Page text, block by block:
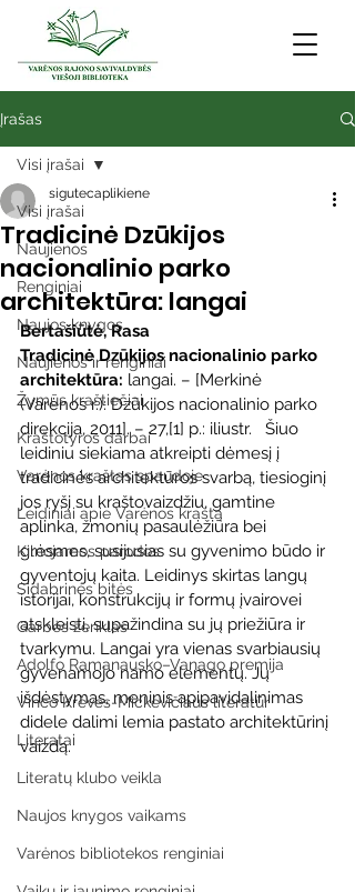
Įrašas
Visi įrašai
Naujienos
Renginiai
Naujos knygos
Naujienos ir renginiai
Žymūs kraštiečiai
Kraštotyros darbai
Varėnos kraštas spaudoje
Leidiniai apie Varėnos kraštą
Kilnojamos parodos
Sidabrinės bitės
Garbės ženklas
Adolfo Ramanausko–Vanago premija
Vinco Krėvės-Mickevičiaus literatūr
Literatai
Literatų klubo veikla
Naujos knygos vaikams
Varėnos bibliotekos renginiai
Visi įrašai
Tradicinė Dzūkijos
nacionalinio parko
architektūra: langai
sigutecaplikiene
Bertašiūtė, Rasa
Tradicinė Dzūkijos nacionalinio parko
architektūra: langai. – [Merkinė
(Varėnos r.): Dzūkijos nacionalinio parko
direkcija, 2011]. – 27,[1] p.: iliustr.   Šiuo
leidiniu siekiama atkreipti dėmesį į
tradicinės architektūros svarbą, tiesioginį
jos ryšį su kraštovaizdžiu, gamtine
aplinka, žmonių pasaulėžiūra bei
grėsmes, susijusias su gyvenimo būdo ir
gyventojų kaita. Leidinys skirtas langų
istorijai, konstrukcijų ir formų įvairovei
atskleisti, supažindina su jų priežiūra ir
tvarkymu. Langai yra vienas svarbiausių
gyvenamojo namo elementų. Jų
išdėstymas, meninis apipavidalinimas
didele dalimi lemia pastato architektūrinį
vaizdą.